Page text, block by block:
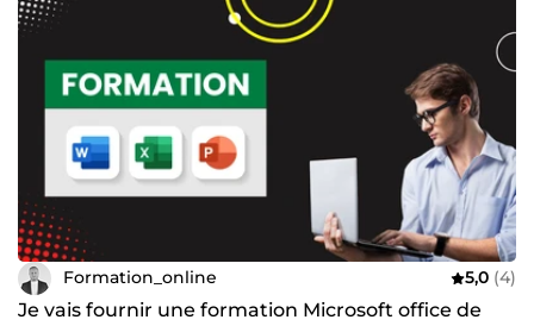
Formation_online 5,0 (4)
Je vais fournir une formation Microsoft office de